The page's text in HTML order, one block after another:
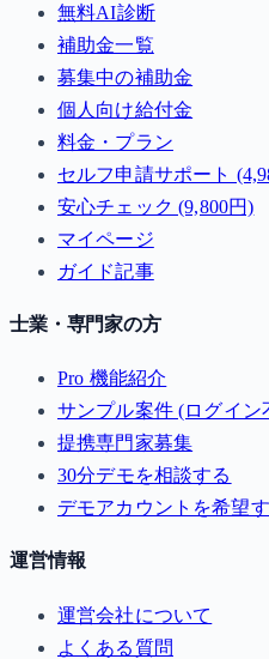
無料AI診断
補助金一覧
募集中の補助金
個人向け給付金
料金・プラン
セルフ申請サポート
安心チェック (9,800円)
マイページ
ガイド記事
士業・専門家の方
Pro 機能紹介
サンプル案件 (ログイン
提携専門家募集
30分デモを相談する
デモアカウントを希望
運営情報
運営会社について
よくある質問